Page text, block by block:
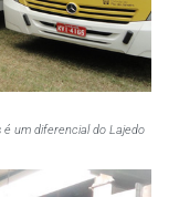
é um diferencial do Lajedo